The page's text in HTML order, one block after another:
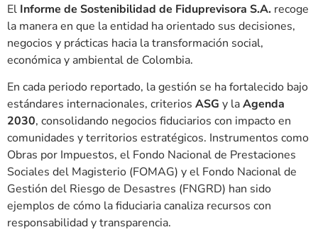
El Informe de Sostenibilidad de Fiduprevisora S.A. recoge
la manera en que la entidad ha orientado sus decisiones,
negocios y prácticas hacia la transformación social,
económica y ambiental de Colombia.
En cada periodo reportado, la gestión se ha fortalecido bajo
estándares internacionales, criterios ASG y laAgenda
2030, consolidando negocios fiduciarios con impacto en
comunidades y territorios estratégicos. Instrumentos como
Obras por Impuestos, el Fondo Nacional de Prestaciones
Sociales del Magisterio (FOMAG) y el Fondo Nacional de
Gestión del Riesgo de Desastres (FNGRD) han sido
ejemplos de cómo la fiduciaria canaliza recursos con
responsabilidad y transparencia.